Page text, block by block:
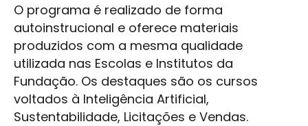
O programa é realizado de forma
autoinstrucional e oferece materiais
produzidos com a mesma qualidade
utilizada nas Escolas e Institutos da
Fundação. Os destaques são os cursos
voltados à Inteligência Artificial,
Sustentabilidade, Licitações e Vendas.